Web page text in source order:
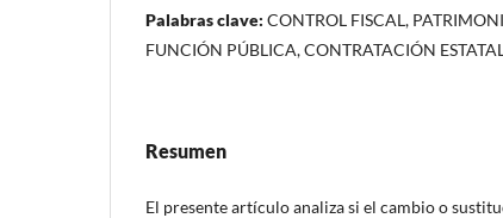
Palabras clave: CONTROL FISCAL,
FUNCIÓN PÚBLICA, CONTRATACIÓN
Resumen
El presente artículo analiza si el cambio o